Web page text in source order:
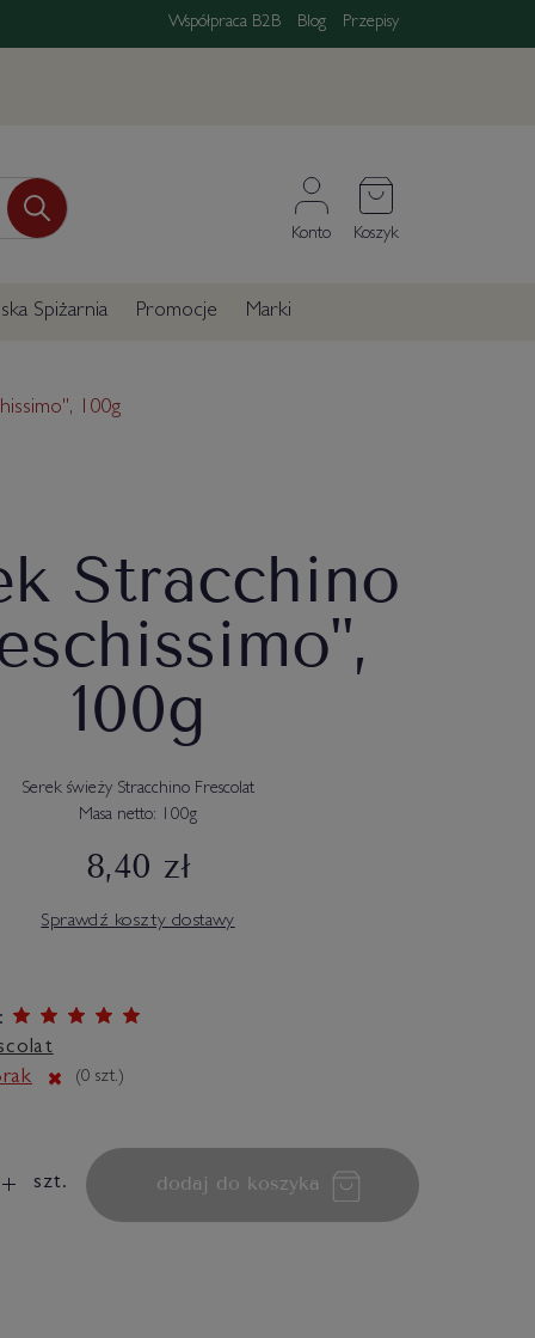
Współpraca B2B Blog Przepisy
Konto Koszyk
Spiżarnia Promocje Marki
100g
Stracchino
100g
Serek świeży Stracchino Frescolat
Masa netto: 100g
8,40 zł
Sprawdź koszty dostawy
(0 szt.)
szt. dodaj do koszyka